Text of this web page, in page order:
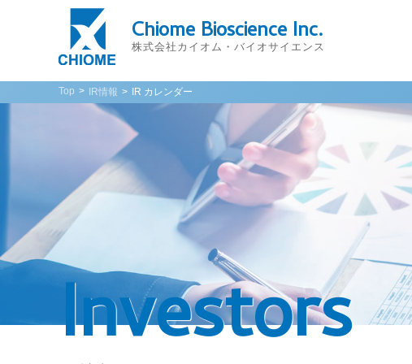
Chiome Bioscience Inc.
株式会社カイオム・バイオサイエンス
Top IR情報 IR カレンダー
Investors